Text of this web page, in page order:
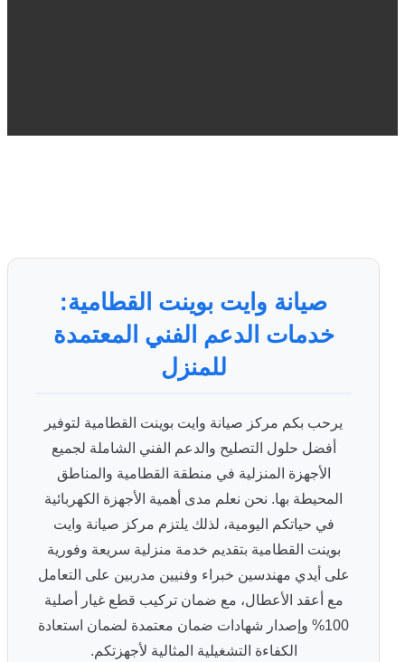
صيانة وايت بوينت القطامية:
خدمات الدعم الفني المعتمدة
للمنزل
يرحب بكم مركز صيانة وايت بوينت القطامية لتوفير
أفضل حلول التصليح والدعم الفني الشاملة لجميع
الأجهزة المنزلية في منطقة القطامية والمناطق
المحيطة بها. نحن نعلم مدى أهمية الأجهزة الكهربائية
في حياتكم اليومية، لذلك يلتزم مركز صيانة وايت
بوينت القطامية بتقديم خدمة منزلية سريعة وفورية
على أيدي مهندسين خبراء وفنيين مدربين على التعامل
مع أعقد الأعطال، مع ضمان تركيب قطع غيار أصلية
100% وإصدار شهادات ضمان معتمدة لضمان استعادة
الكفاءة التشغيلية المثالية لأجهزتكم.